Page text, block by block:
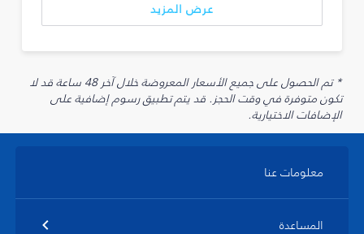
عرض المزيد
* تم الحصول على جميع الأسعار المعروضة خلال آخر 48 ساعة قد لا
تكون متوفرة في وقت الحجز. قد يتم تطبيق رسوم إضافية على
الإضافات الاختيارية.
معلومات عنا
المساعدة